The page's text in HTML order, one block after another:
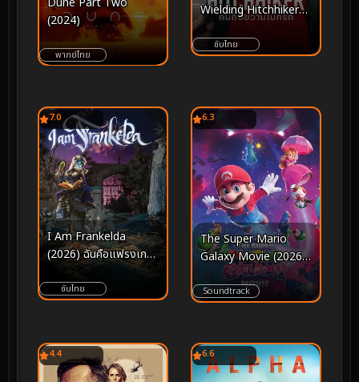
(2024)
พากย์ไทย
Wielding Hitchhiker
(2022) คนถือขวานโบก
ซับไทย
7.0
I Am Frankelda
(2026) ฉันคือแฟรงเก
ซับไทย
6.3
The Super Mario
Galaxy Movie (2026)
เดอะ ซูเปอร์ มาริโอ กา
แล็คซี่ มูฟวี่
Soundtrack
4.4 6.6